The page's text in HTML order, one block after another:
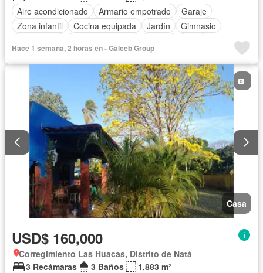
Aire acondicionado
Armario empotrado
Garaje
Zona infantil
Cocina equipada Jardín
Gimnasio
Hace 1 semana, 2 horas en - Galceb Group
Casa
USD$ 160,000
Corregimiento Las Huacas, Distrito de Natá
3 Recámaras
3 Baños 1,883 m²